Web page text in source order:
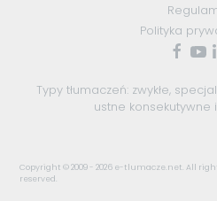
Polityka
Typy tłumaczeń: zwykłe,
ustne konsekutywne i
Copyright © 2009 - 2026 e-tlumacze.net. All
reserved.